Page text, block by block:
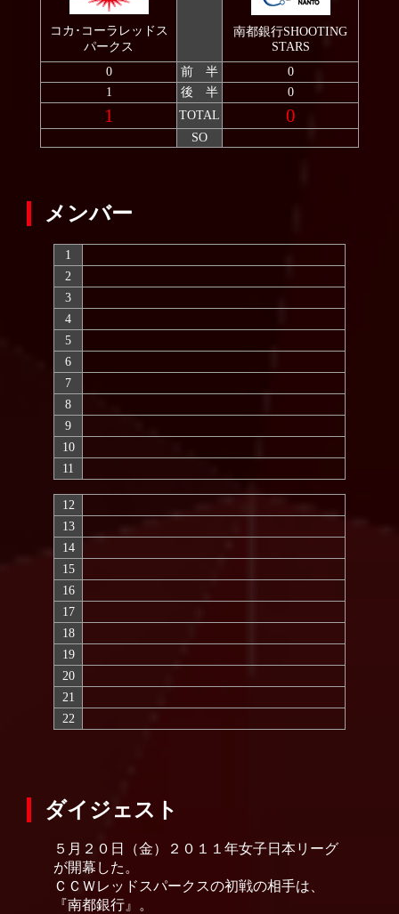
2007
コカ･コーラレッドス
パークス
南都銀行SHOOTING
STARS
0
前 半
0
1
後 半 0
1 TOTAL 0
SO
メンバー
1
2
3
4
5
6
7
8
9
10
11
12
13
14
15
16
17
18
19
20
21
22
ダイジェスト
５月２０日（金）２０１１年女子日本リーグ
が開幕した。
ＣＣＷレッドスパークスの初戦の相手は、
『南都銀行』。